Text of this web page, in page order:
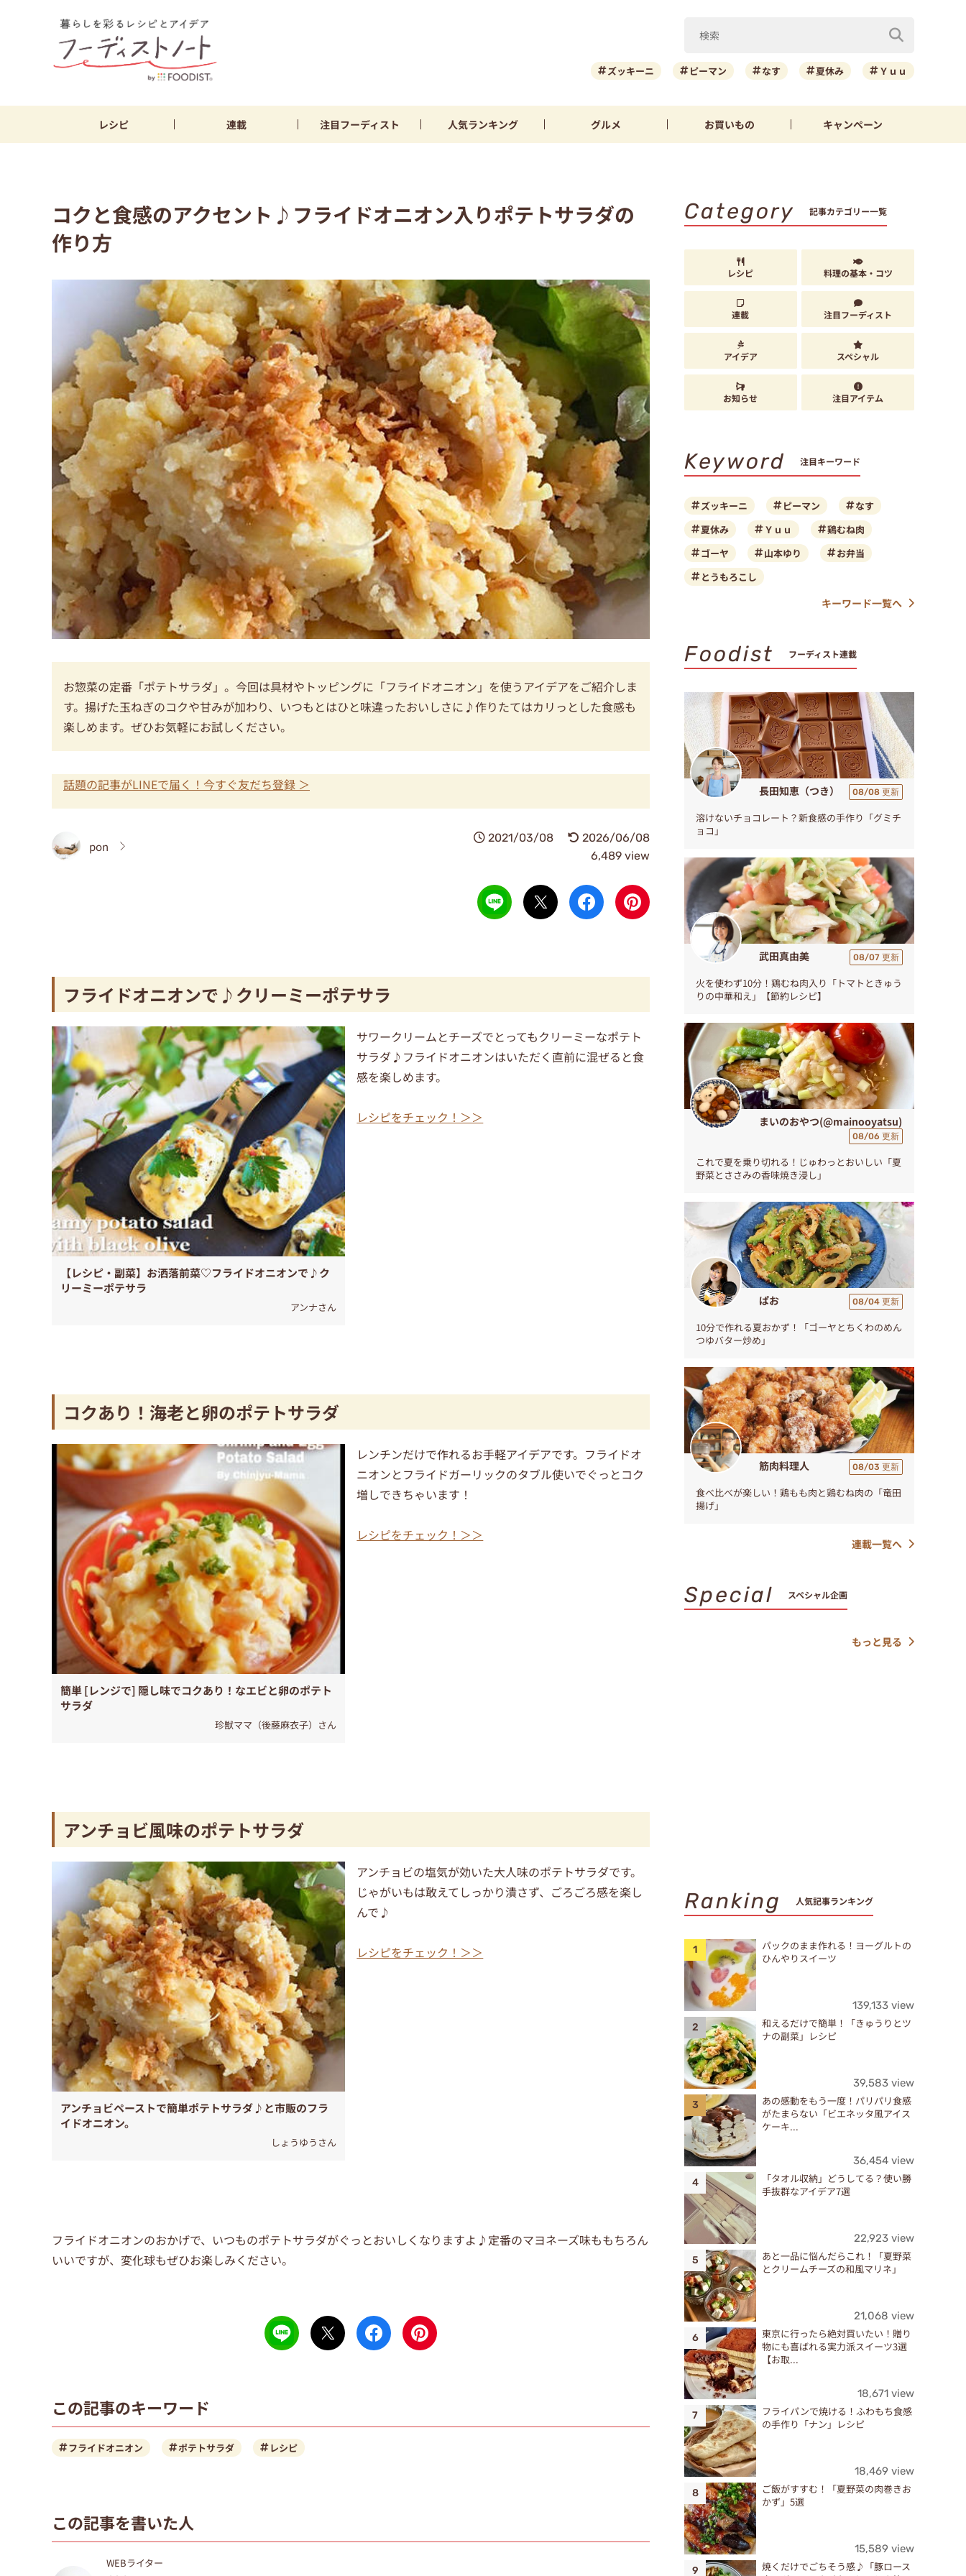
ズッキーニ ピーマン なす 夏休み Ｙｕｕ
レシピ 連載 注目フーディスト 人気ランキング グルメ お買いもの キャンペーン
コクと食感のアクセント♪フライドオニオン入りポテトサラダの
作り方
お惣菜の定番「ポテトサラダ」。今回は具材やトッピングに「フライドオニオン」を使うアイデアをご紹介しま
す。揚げた玉ねぎのコクや甘みが加わり、いつもとはひと味違ったおいしさに♪作りたてはカリっとした食感も
楽しめます。ぜひお気軽にお試しください。
話題の記事がLINEで届く！今すぐ友だち登録 ＞
pon
2021/03/08
2026/06/08
6,489 view
フライドオニオンで♪クリーミーポテサラ
【レシピ・副菜】お洒落前菜♡フライドオニオンで♪ク
リーミーポテサラ
アンナさん
サワークリームとチーズでとってもクリーミーなポテト
サラダ♪フライドオニオンはいただく直前に混ぜると食
感を楽しめます。
レシピをチェック！＞＞
コクあり！海老と卵のポテトサラダ
簡単 [レンジで] 隠し味でコクあり！なエビと卵のポテト
サラダ
珍獣ママ（後藤麻衣子）さん
レンチンだけで作れるお手軽アイデアです。フライドオ
ニオンとフライドガーリックのタブル使いでぐっとコク
増しできちゃいます！
レシピをチェック！＞＞
アンチョビ風味のポテトサラダ
アンチョビペーストで簡単ポテトサラダ♪と市販のフラ
イドオニオン。
しょうゆうさん
アンチョビの塩気が効いた大人味のポテトサラダです。
じゃがいもは敢えてしっかり潰さず、ごろごろ感を楽し
んで♪
レシピをチェック！＞＞
フライドオニオンのおかげで、いつものポテトサラダがぐっとおいしくなりますよ♪定番のマヨネーズ味ももちろん
いいですが、変化球もぜひお楽しみください。
この記事のキーワード
フライドオニオン ポテトサラダ レシピ
この記事を書いた人
WEBライター
Category 記事カテゴリー一覧
レシピ 料理の基本・コツ
連載 注目フーディスト
アイデア スペシャル
お知らせ 注目アイテム
Keyword 注目キーワード
ズッキーニ ピーマン
なす
夏休み
Ｙｕｕ
鶏むね肉
ゴーヤ
山本ゆり
お弁当
とうもろこし
キーワード一覧へ
Foodist フーディスト連載
長田知恵（つき） 08/08 更新
溶けないチョコレート？新食感の手作り「グミチ
ョコ」
武田真由美 08/07 更新
火を使わず10分！鶏むね肉入り「トマトときゅう
りの中華和え」【節約レシピ】
まいのおやつ(@mainooyatsu)
08/06 更新
これで夏を乗り切れる！じゅわっとおいしい「夏
野菜とささみの香味焼き浸し」
ぱお 08/04 更新
10分で作れる夏おかず！「ゴーヤとちくわのめん
つゆバター炒め」
筋肉料理人 08/03 更新
食べ比べが楽しい！鶏もも肉と鶏むね肉の「竜田
揚げ」
連載一覧へ
Special スペシャル企画
もっと見る
Ranking 人気記事ランキング
パックのまま作れる！ヨーグルトの
ひんやりスイーツ
139,133 view
和えるだけで簡単！「きゅうりとツ
ナの副菜」レシピ
39,583 view
あの感動をもう一度！パリパリ食感
がたまらない「ビエネッタ風アイス
ケーキ...
36,454 view
「タオル収納」どうしてる？使い勝
手抜群なアイデア7選
22,923 view
あと一品に悩んだらこれ！「夏野菜
とクリームチーズの和風マリネ」
21,068 view
東京に行ったら絶対買いたい！贈り
物にも喜ばれる実力派スイーツ3選
【お取...
18,671 view
フライパンで焼ける！ふわもち食感
の手作り「ナン」レシピ
18,469 view
ご飯がすすむ！「夏野菜の肉巻きお
かず」5選
15,589 view
焼くだけでごちそう感♪「豚ロース